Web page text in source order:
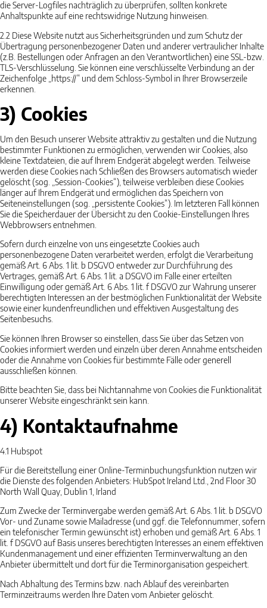
die Server-Logfiles nachträglich zu überprüfen, sollten konkrete
Anhaltspunkte auf eine rechtswidrige Nutzung hinweisen.
2.2 Diese Website nutzt aus Sicherheitsgründen und zum Schutz der
Übertragung personenbezogener Daten und anderer vertraulicher Inhalte
(z.B. Bestellungen oder Anfragen an den Verantwortlichen) eine SSL-bzw.
TLS-Verschlüsselung. Sie können eine verschlüsselte Verbindung an der
Zeichenfolge „https://“ und dem Schloss-Symbol in Ihrer Browserzeile
erkennen.
3) Cookies
Um den Besuch unserer Website attraktiv zu gestalten und die Nutzung
bestimmter Funktionen zu ermöglichen, verwenden wir Cookies, also
kleine Textdateien, die auf Ihrem Endgerät abgelegt werden. Teilweise
werden diese Cookies nach Schließen des Browsers automatisch wieder
gelöscht (sog. „Session-Cookies“), teilweise verbleiben diese Cookies
länger auf Ihrem Endgerät und ermöglichen das Speichern von
Seiteneinstellungen (sog. „persistente Cookies“). Im letzteren Fall können
Sie die Speicherdauer der Übersicht zu den Cookie-Einstellungen Ihres
Webbrowsers entnehmen.
Sofern durch einzelne von uns eingesetzte Cookies auch
personenbezogene Daten verarbeitet werden, erfolgt die Verarbeitung
gemäß Art. 6 Abs. 1 lit. b DSGVO entweder zur Durchführung des
Vertrages, gemäß Art. 6 Abs. 1 lit. a DSGVO im Falle einer erteilten
Einwilligung oder gemäß Art. 6 Abs. 1 lit. f DSGVO zur Wahrung unserer
berechtigten Interessen an der bestmöglichen Funktionalität der Website
sowie einer kundenfreundlichen und effektiven Ausgestaltung des
Seitenbesuchs.
Sie können Ihren Browser so einstellen, dass Sie über das Setzen von
Cookies informiert werden und einzeln über deren Annahme entscheiden
oder die Annahme von Cookies für bestimmte Fälle oder generell
ausschließen können.
Bitte beachten Sie, dass bei Nichtannahme von Cookies die Funktionalität
unserer Website eingeschränkt sein kann.
4) Kontaktaufnahme
4.1 Hubspot
Für die Bereitstellung einer Online-Terminbuchungsfunktion nutzen wir
die Dienste des folgenden Anbieters: HubSpot Ireland Ltd., 2nd Floor 30
North Wall Quay, Dublin 1, Irland
Zum Zwecke der Terminvergabe werden gemäß Art. 6 Abs. 1 lit. b DSGVO
Vor- und Zuname sowie Mailadresse (und ggf. die Telefonnummer, sofern
ein telefonischer Termin gewünscht ist) erhoben und gemäß Art. 6 Abs. 1
lit. f DSGVO auf Basis unseres berechtigten Interesses an einem effektiven
Kundenmanagement und einer effizienten Terminverwaltung an den
Anbieter übermittelt und dort für die Terminorganisation gespeichert.
Nach Abhaltung des Termins bzw. nach Ablauf des vereinbarten
Terminzeitraums werden Ihre Daten vom Anbieter gelöscht.